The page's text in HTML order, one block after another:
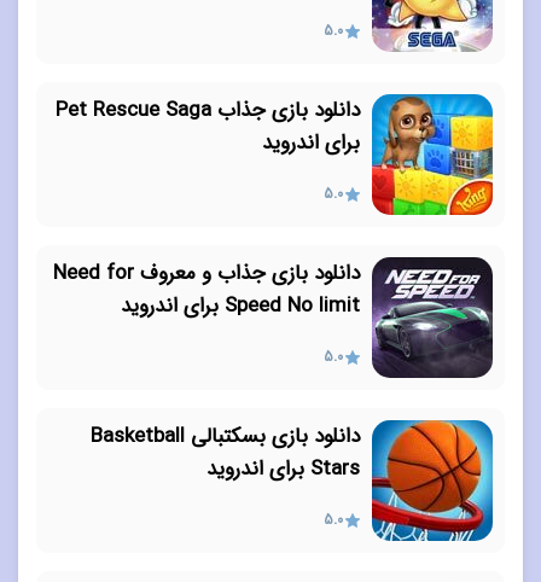
5.0
دانلود بازی جذاب Pet Rescue Saga
برای اندروید
5.0
دانلود بازی جذاب و معروف Need for
Speed ​​No limit برای اندروید
5.0
دانلود بازی بسکتبالی Basketball
Stars برای اندروید
5.0